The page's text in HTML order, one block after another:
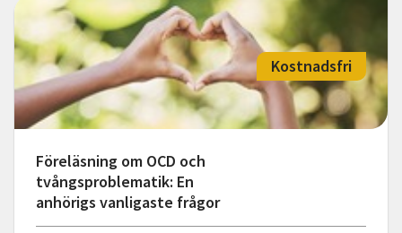
Föreläsning om OCD och
tvångsproblematik: En
anhörigs vanligaste frågor
Kostnadsfri